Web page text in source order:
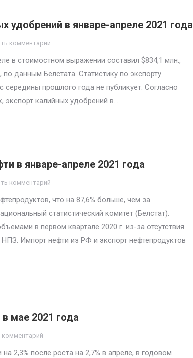
удобрений в январе-апреле 2021 года
комментарий
в стоимостном выражении составил $834,1 млн.,
данным Белстата. Статистику по экспорту
прошлого года не публикует. Согласно
калийных удобрений в…
в январе-апреле 2021 года
комментарий
что на 87,6% больше, чем за
статистический комитет (Белстат).
в первом квартале 2020 г. из-за отсутствия
Импорт нефти из РФ и экспорт нефтепродуктов
мае 2021 года
комментарий
2,3% после роста на 2,7% в апреле, в годовом